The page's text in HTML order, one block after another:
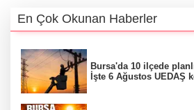
En Çok Okunan Haberler
Bursa'da 10 ilçede
İşte 6 Ağustos UEDAŞ